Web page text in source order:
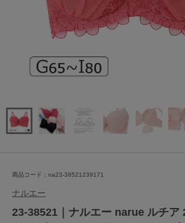
商品コード：na23-38521239171
ナルエー
23-38521｜ナルエー narue ルチア